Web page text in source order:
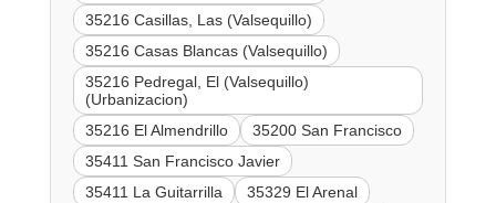
35216 Casillas, Las (Valsequillo)
35216 Casas Blancas (Valsequillo)
35216 Pedregal, El (Valsequillo)
(Urbanizacion)
35216 El Almendrillo
35200 San Francisco
35411 San Francisco Javier
35411 La Guitarrilla
35329 El Arenal